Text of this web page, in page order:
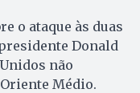
o ataque às duas
Donald
não
Médio.